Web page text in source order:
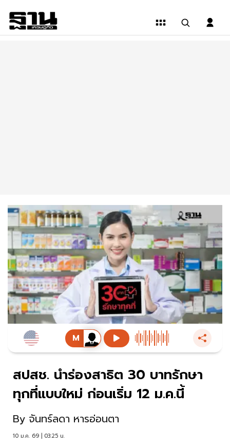
สปสช. นำร่องสาธิต 30 บาทรักษา
ทุกที่แบบใหม่ ก่อนเริ่ม 12 ม.ค.นี้
By จันทร์ลดา หารอ่อนตา
10 ม.ค. 69 | 03:25 น.